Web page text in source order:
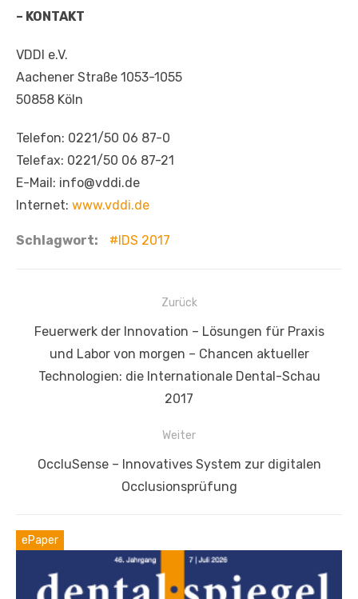
– KONTAKT
VDDI e.V.
Aachener Straße 1053-1055
50858 Köln
Telefon: 0221/50 06 87-0
Telefax: 0221/50 06 87-21
E-Mail: info@vddi.de
Internet: www.vddi.de
Schlagwort: IDS 2017
Beitragsnavigation
Zurück
Vorheriger
Feuerwerk der Innovation – Lösungen für Praxis
und Labor von morgen – Chancen aktueller
Technologien: die Internationale Dental-Schau
2017
Weiter
Nächster
OccluSense – Innovatives System zur digitalen
Occlusionsprüfung
ePaper